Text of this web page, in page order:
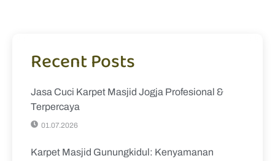
Recent Posts
Jasa Cuci Karpet Masjid Jogja Profesional &
Terpercaya
01.07.2026
Karpet Masjid Gunungkidul: Kenyamanan